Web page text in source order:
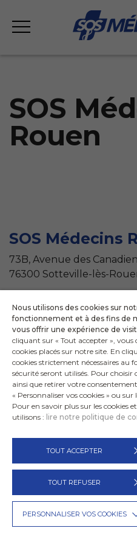
SOS
Rouen
SOS Médecins
73B, Avenue des
76300 Sotteville-lès-
Téléphone national : 36
Téléphone local : 02 33 01
Plus d'information
VOIR TOUTES LES
SOS MÉDECINS Lyon
Nous contacter
Nous utilisons des cookies sur
fonctionnement et à des fins de
vous offrir une expérience de
cliquant sur « Tout accepter »,
cookies placés sur notre site. En
cookies strictement nécessaires au
sécurité seront utilisés. Pour choisir
ainsi que retirer votre
« Personnaliser vos cookies » ou sur
Pour en savoir plus sur les cookies
utilisons : lire notre politique de
TOUT ACCEPTER
TOUT REFUSER
PERSONNALISER VOS COOKIES